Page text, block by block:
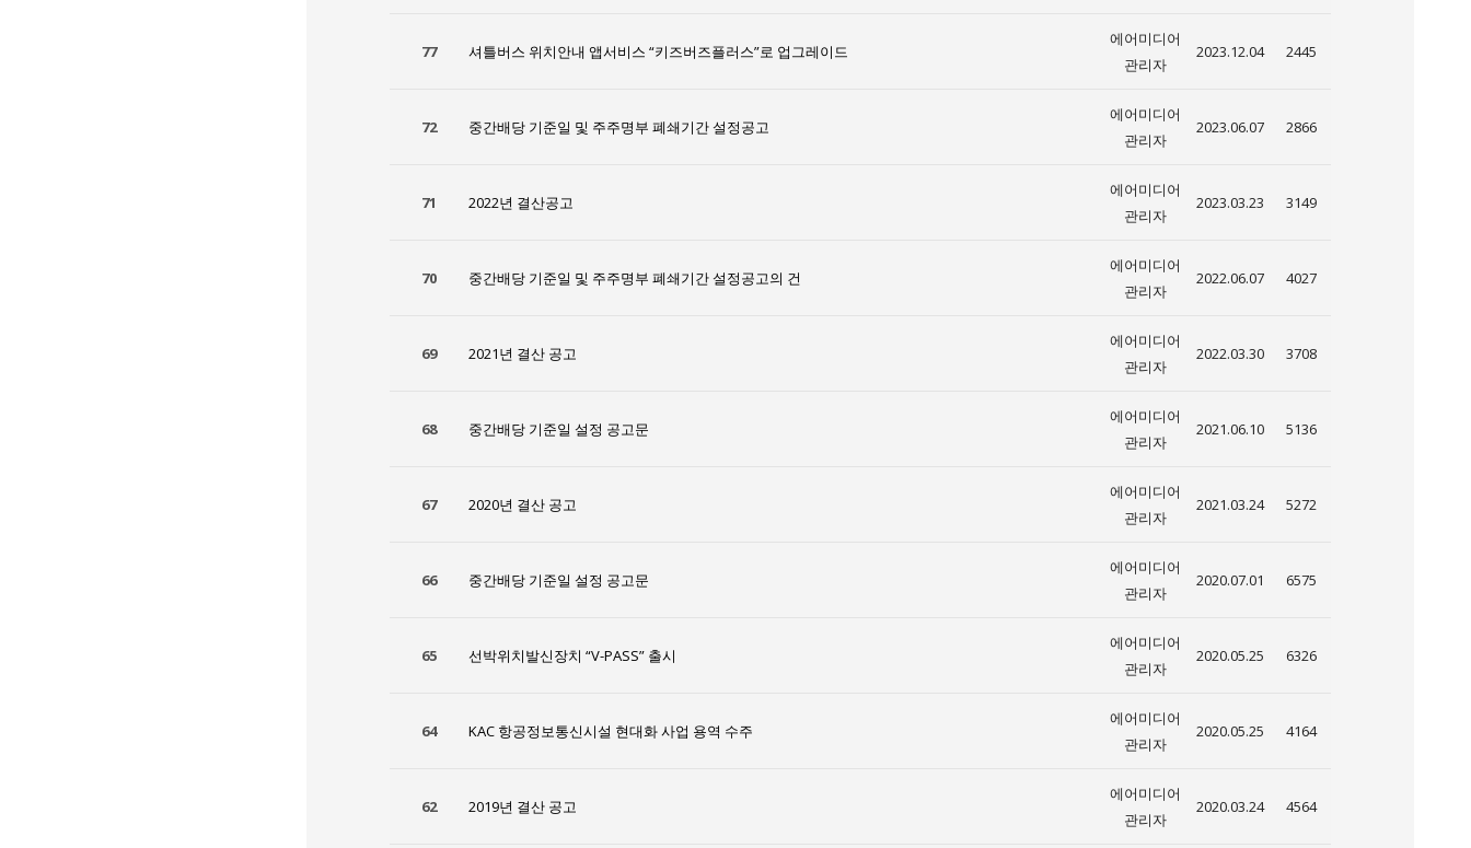
77 셔틀버스 위치안내 앱서비스 “키즈버즈플러스”로 업그레이드
에어미디어
관리자
2023.12.04 2445
72 중간배당 기준일 및 주주명부 폐쇄기간 설정공고
에어미디어
관리자
2023.06.07 2866
71 2022년 결산공고
에어미디어
관리자
2023.03.23 3149
70 중간배당 기준일 및 주주명부 폐쇄기간 설정공고의 건
에어미디어
관리자
2022.06.07 4027
69 2021년 결산 공고
에어미디어
관리자
2022.03.30 3708
68 중간배당 기준일 설정 공고문
에어미디어
관리자
2021.06.10 5136
67 2020년 결산 공고
에어미디어
관리자
2021.03.24 5272
66 중간배당 기준일 설정 공고문
에어미디어
관리자
2020.07.01 6575
65 선박위치발신장치 “V-PASS” 출시
에어미디어
관리자
2020.05.25 6326
64 KAC 항공정보통신시설 현대화 사업 용역 수주
에어미디어
관리자
2020.05.25 4164
62 2019년 결산 공고
에어미디어
관리자
2020.03.24 4564